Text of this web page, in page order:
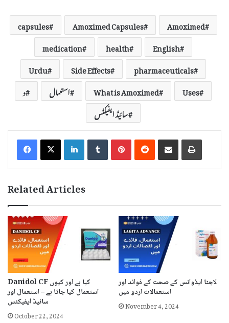
Amoximed
Amoximed Capsules
capsules
English
health
medication
pharmaceuticals
Side Effects
Urdu
Uses
What is Amoximed استعمال
د
سائیڈ ایفیکٹس
LinkedInTumblrPinterestReddit Share via Email Print
Related Articles
Danidol CF کیا ہے اور کیوں
استعمال کیا جاتا ہے – استعمال اور
سائیڈ ایفیکٹس
October 22, 2024
لاجٹا ایڈوانس کے صحت کے فوائد اور
استعمالات اردو میں
November 4, 2024